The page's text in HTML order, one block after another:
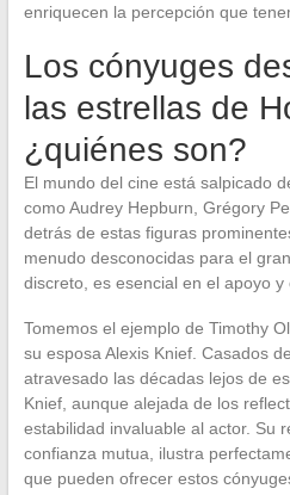
enriquecen la percepción que
Los cónyuges
las estrellas de
¿quiénes son?
El mundo del cine está salpicado
como Audrey Hepburn, Grégory
detrás de estas figuras
menudo desconocidas para el
discreto, es esencial en el apoyo
Tomemos el ejemplo de Timothy
su esposa Alexis Knief. Casados
atravesado las décadas lejos de
Knief, aunque alejada de los
estabilidad invaluable al actor. Su
confianza mutua, ilustra
que pueden ofrecer estos